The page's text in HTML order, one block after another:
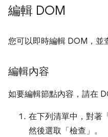
編輯 DOM
您可以即時編輯 DOM，並
編輯內容
如要編輯節點內容，請在
在下列清單中，對著
然後選取「檢查」 。